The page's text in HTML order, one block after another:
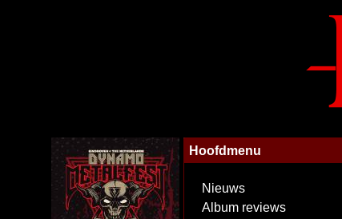
Hoofdmenu
Nieuws
Album reviews